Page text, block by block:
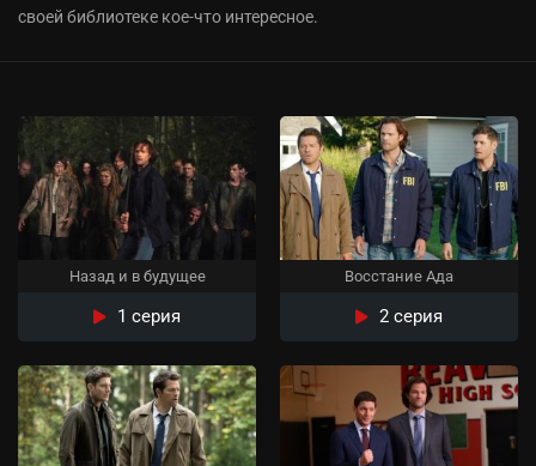
своей библиотеке кое-что интересное.
Назад и в будущее
1 серия
Восстание Ада
2 серия